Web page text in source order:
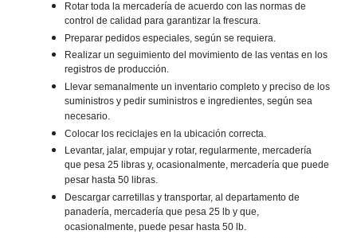
Rotar toda la mercadería de acuerdo con las normas de
control de calidad para garantizar la frescura.
Preparar pedidos especiales, según se requiera.
Realizar un seguimiento del movimiento de las ventas en los
registros de producción.
Llevar semanalmente un inventario completo y preciso de los
suministros y pedir suministros e ingredientes, según sea
necesario.
Colocar los reciclajes en la ubicación correcta.
Levantar, jalar, empujar y rotar, regularmente, mercadería
que pesa 25 libras y, ocasionalmente, mercadería que puede
pesar hasta 50 libras.
Descargar carretillas y transportar, al departamento de
panadería, mercadería que pesa 25 lb y que,
ocasionalmente, puede pesar hasta 50 lb.